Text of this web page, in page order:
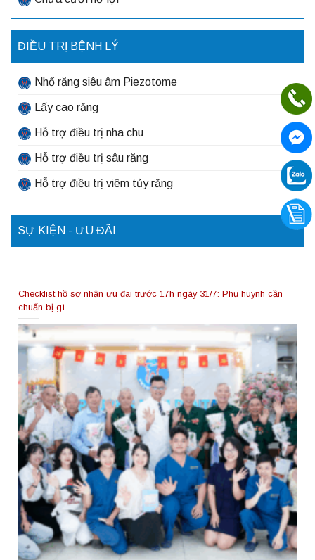
ĐIỀU TRỊ BỆNH LÝ
Nhổ răng siêu âm Piezotome
Lấy cao răng
Hỗ trợ điều trị nha chu
Hỗ trợ điều trị sâu răng
Hỗ trợ điều trị viêm tủy răng
SỰ KIỆN - ƯU ĐÃI
Checklist hồ sơ nhận ưu đãi trước 17h ngày 31/7: Phụ huynh cần
chuẩn bị gì